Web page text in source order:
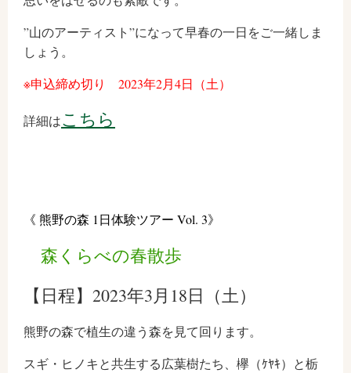
”山のアーティスト”になって早春の一日をご一緒しま
しょう。
※申込締め切り 2023年2月4日（土）
詳細はこちら
《 熊野の森 1日体験ツアー Vol. 3》
森くらべの春散歩
【日程】2023年3月18日（土）
熊野の森で植生の違う森を見て回ります。
スギ・ヒノキと共生する広葉樹たち、欅（ｹﾔｷ）と栃